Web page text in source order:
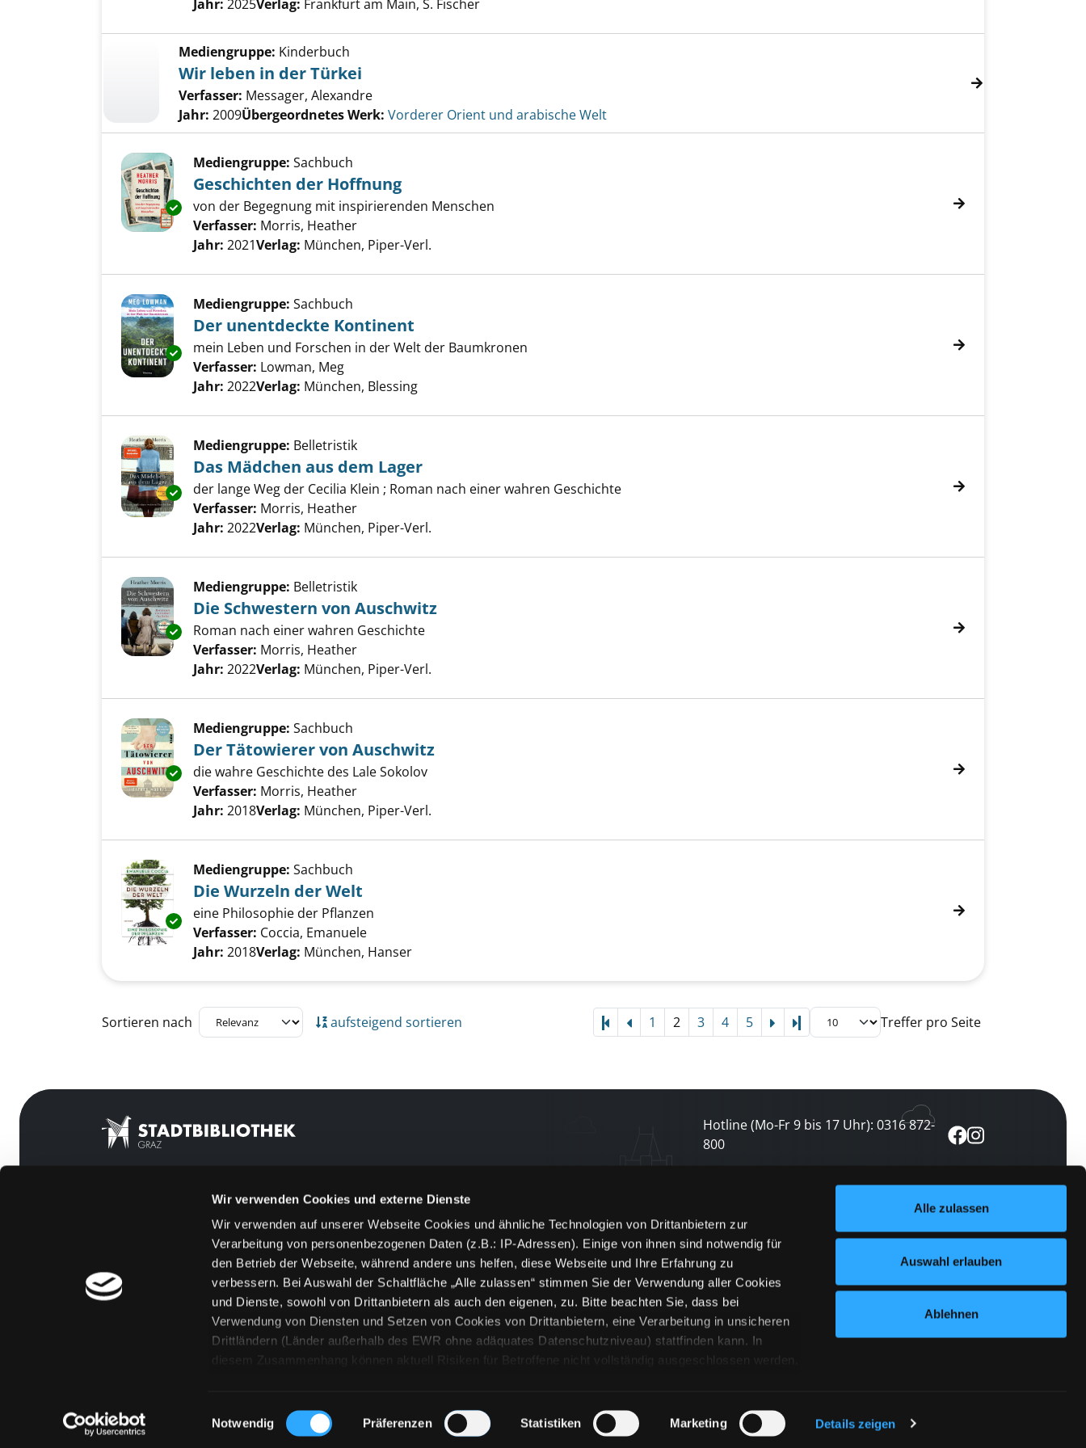
Wir verwenden Cookies und externe Dienste
Wir verwenden auf unserer Webseite Cookies und ähnliche Technologien von Drittanbietern zur
Verarbeitung von personenbezogenen Daten (z.B.: IP-Adressen). Einige von ihnen sind notwendig für
den Betrieb der Webseite, während andere uns helfen, diese Webseite und Ihre Erfahrung zu
verbessern. Bei Auswahl der Schaltfläche „Alle zulassen“ stimmen Sie der Verwendung aller Cookies
und Dienste, sowohl von Drittanbietern als auch den eigenen, zu. Bitte beachten Sie, dass bei
Verwendung von Diensten und Setzen von Cookies von Drittanbietern, eine Verarbeitung in unsicheren
Drittländern (Länder außerhalb des EWR ohne adäquates Datenschutzniveau) stattfinden kann. In
diesem Zusammenhang können aktuell Risiken für Betroffene nicht vollständig ausgeschlossen werden.
„Details zeigen“ finden Sie Erklärungen zu den verschiedenen Kategorien von Cookies und ähnlichen
Technologien. Selbstverständlich können Sie über unsere „Cookie-Einstellungen“ unter dem Button links
Einwilligungsauswahl
Notwendig Präferenzen Statistiken Marketing Details zeigen
Alle zulassen
Auswahl erlauben
Ablehnen
Jahr: 2025Verlag: Frankfurt am Main, S. Fischer
Mediengruppe: Kinderbuch
Wir leben in der Türkei
Verfasser: Messager, Alexandre
Jahr: 2009Übergeordnetes Werk: Vorderer Orient und arabische Welt
Exemplar-Details von Geschichten der Hoffnung anzeigen
Mediengruppe: Sachbuch
Geschichten der Hoffnung
von der Begegnung mit inspirierenden Menschen
Verfasser: Morris, Heather
Jahr: 2021Verlag: München, Piper-Verl.
Exemplar-Details von Der unentdeckte Kontinent anzeigen
Mediengruppe: Sachbuch
Der unentdeckte Kontinent
mein Leben und Forschen in der Welt der Baumkronen
Verfasser: Lowman, Meg
Jahr: 2022Verlag: München, Blessing
Exemplar-Details von Das Mädchen aus dem Lager anzeigen
Mediengruppe: Belletristik
Das Mädchen aus dem Lager
der lange Weg der Cecilia Klein ; Roman nach einer wahren Geschichte
Verfasser: Morris, Heather
Jahr: 2022Verlag: München, Piper-Verl.
Exemplar-Details von Die Schwestern von Auschwitz anzeigen
Mediengruppe: Belletristik
Die Schwestern von Auschwitz
Roman nach einer wahren Geschichte
Verfasser: Morris, Heather
Jahr: 2022Verlag: München, Piper-Verl.
Exemplar-Details von Der Tätowierer von Auschwitz anzeigen
Mediengruppe: Sachbuch
Der Tätowierer von Auschwitz
die wahre Geschichte des Lale Sokolov
Verfasser: Morris, Heather
Jahr: 2018Verlag: München, Piper-Verl.
Exemplar-Details von Die Wurzeln der Welt anzeigen
Mediengruppe: Sachbuch
Die Wurzeln der Welt
eine Philosophie der Pflanzen
Verfasser: Coccia, Emanuele
Jahr: 2018Verlag: München, Hanser
Zu den Suchfiltern springen
Sortieren nach aufsteigend sortieren 1 2 3 4 5 Letzte Seite Treffer pro Seite
Hotline (Mo-Fr 9 bis 17 Uhr): 0316 872-
800
[kju:b]
Feedback
Kontakt
Über uns
Jobs
Medienwunsch
FAQs
Newsletter abonnieren
und keine Veranstaltung verpassen
jetzt abonnieren